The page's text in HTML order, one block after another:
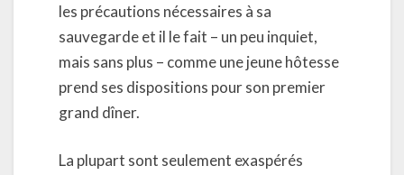
les précautions nécessaires à sa
sauvegarde et il le fait – un peu inquiet,
mais sans plus – comme une jeune hôtesse
prend ses dispositions pour son premier
grand dîner.
La plupart sont seulement exaspérés